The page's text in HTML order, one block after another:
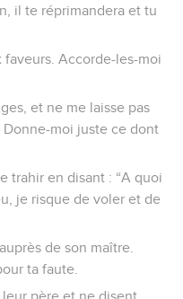
il te réprimandera et tu
Accorde-les-moi
et ne me laisse pas
moi juste ce dont
trahir en disant : “A quoi
je risque de voler et de
de son maître.
ta faute.
leur père et ne disent